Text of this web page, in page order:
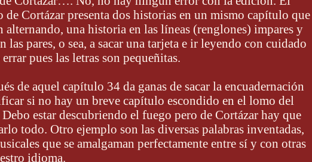
de Cortázar presenta dos historias en un mismo capítulo que
alternando, una historia en las líneas (renglones) impares y
las pares, o sea, a sacar una tarjeta e ir leyendo con cuidado
pues las letras son pequeñitas.
de aquel capítulo 34 da ganas de sacar la encuadernación
si no hay un breve capítulo escondido en el lomo del
estar descubriendo el fuego pero de Cortázar hay que
todo. Otro ejemplo son las diversas palabras inventadas,
que se amalgaman perfectamente entre sí y con otras
idioma.